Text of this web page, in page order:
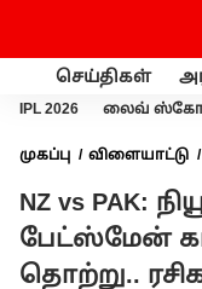
செய்திகள்
IPL 2026 லைவ்
முகப்பு விளையாட்டு
ரசிகர்கள் அதிர்ச்சி
NZ vs PAK:
பேட்ஸ்மேன்
தொற்று..